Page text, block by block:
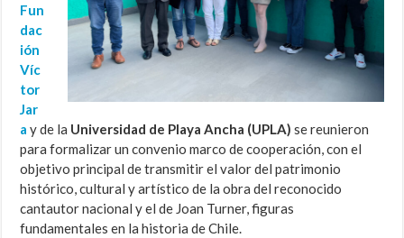
Fun
dac
ión
Víc
tor
Jar
a y de la Universidad de Playa Ancha (UPLA) se reunieron
para formalizar un convenio marco de cooperación, con el
objetivo principal de transmitir el valor del patrimonio
histórico, cultural y artístico de la obra del reconocido
cantautor nacional y el de Joan Turner, figuras
fundamentales en la historia de Chile.